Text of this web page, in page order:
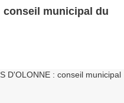
conseil municipal du